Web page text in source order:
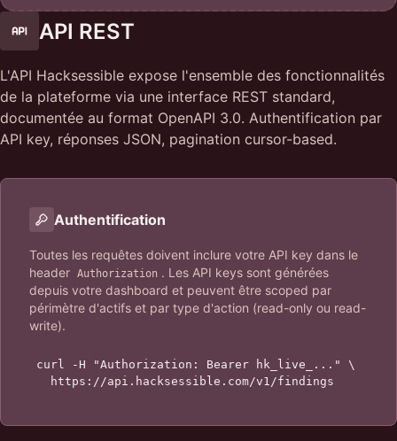
API REST
L'API Hacksessible expose l'ensemble des fonctionnalités
de la plateforme via une interface REST standard,
documentée au format OpenAPI 3.0. Authentification par
API key, réponses JSON, pagination cursor-based.
Authentification
Toutes les requêtes doivent inclure votre API key dans le
header Authorization . Les API keys sont générées
depuis votre dashboard et peuvent être scoped par
périmètre d'actifs et par type d'action (read-only ou read-
write).
curl -H "Authorization: Bearer hk_live_..." \
  https://api.hacksessible.com/v1/findings